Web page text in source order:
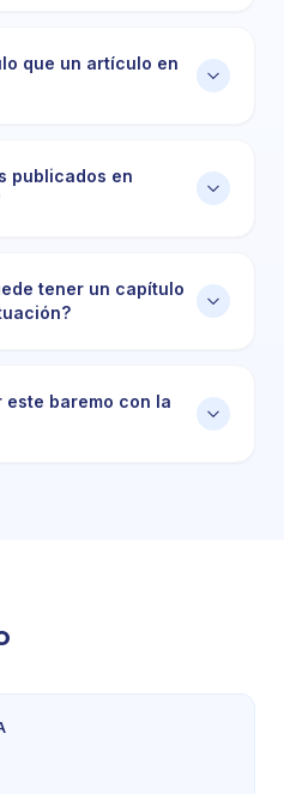
que un artículo en
publicados en
tener un capítulo
baremo con la